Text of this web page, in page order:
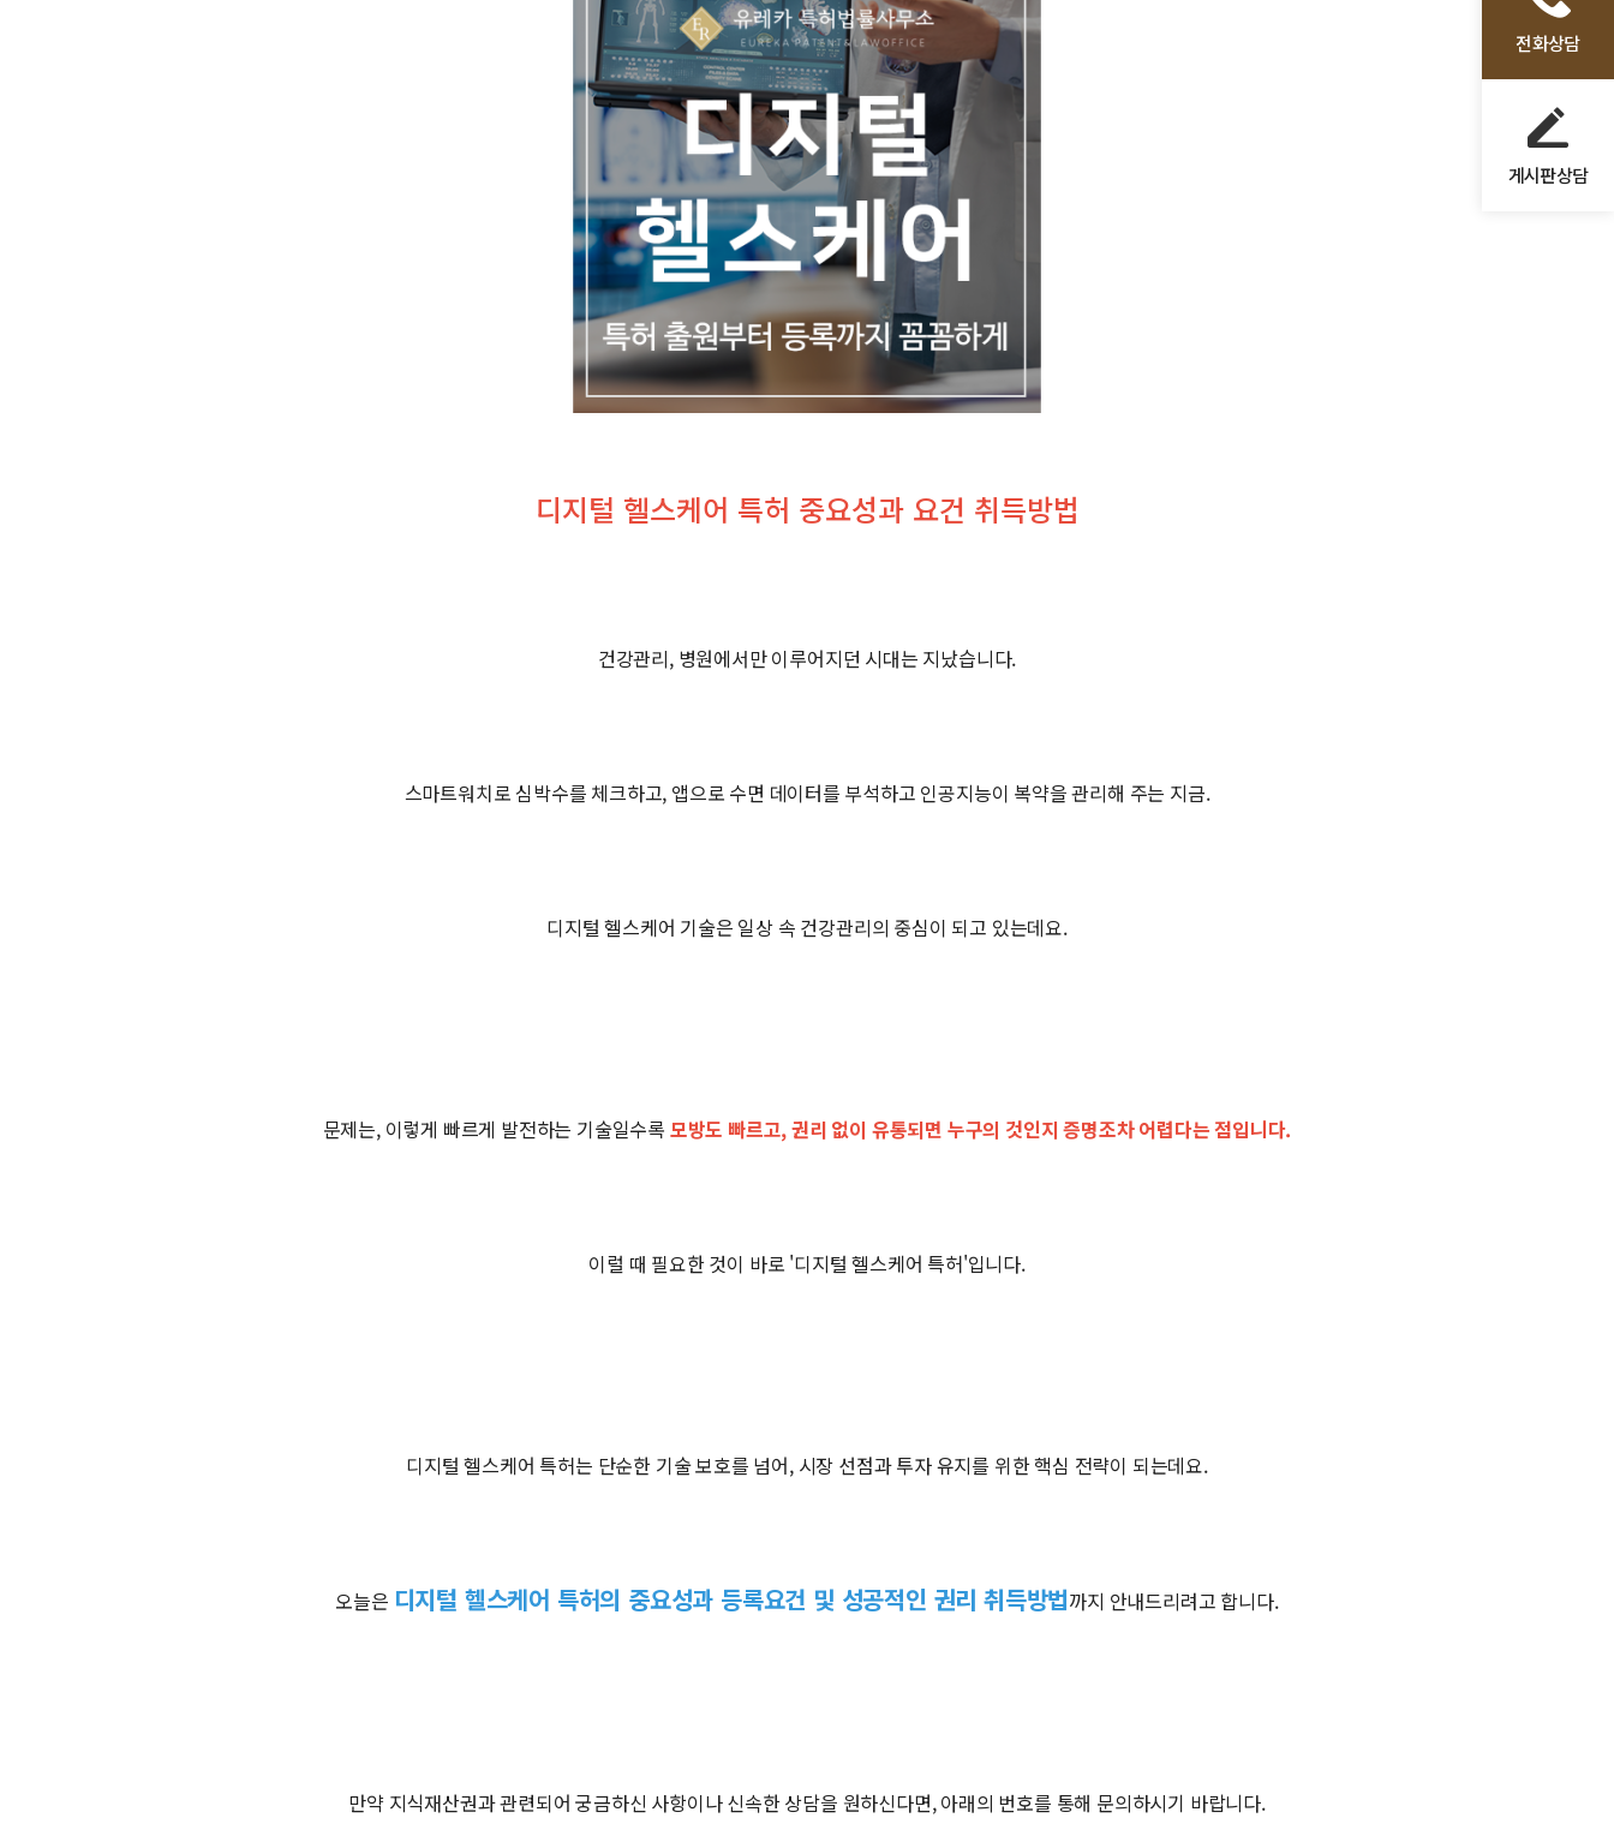
전화상담
게시판상담
디지털 헬스케어 특허 중요성과 요건 취득방법
건강관리, 병원에서만 이루어지던 시대는 지났습니다.
스마트워치로 심박수를 체크하고, 앱으로 수면 데이터를 부석하고 인공지능이 복약을 관리해 주는 지금.
디지털 헬스케어 기술은 일상 속 건강관리의 중심이 되고 있는데요.
문제는, 이렇게 빠르게 발전하는 기술일수록 모방도 빠르고, 권리 없이 유통되면 누구의 것인지 증명조차 어렵다는 점입니다.
이럴 때 필요한 것이 바로 '디지털 헬스케어 특허'입니다.
디지털 헬스케어 특허는 단순한 기술 보호를 넘어, 시장 선점과 투자 유지를 위한 핵심 전략이 되는데요.
오늘은 디지털 헬스케어 특허의 중요성과 등록요건 및 성공적인 권리 취득방법까지 안내드리려고 합니다.
만약 지식재산권과 관련되어 궁금하신 사항이나 신속한 상담을 원하신다면, 아래의 번호를 통해 문의하시기 바랍니다.